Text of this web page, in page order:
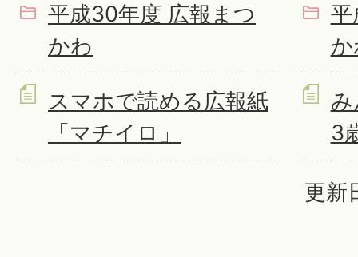
平成30年度 広報まつ
かわ
平
スマホで読める広報紙
「マチイロ」
3
更新